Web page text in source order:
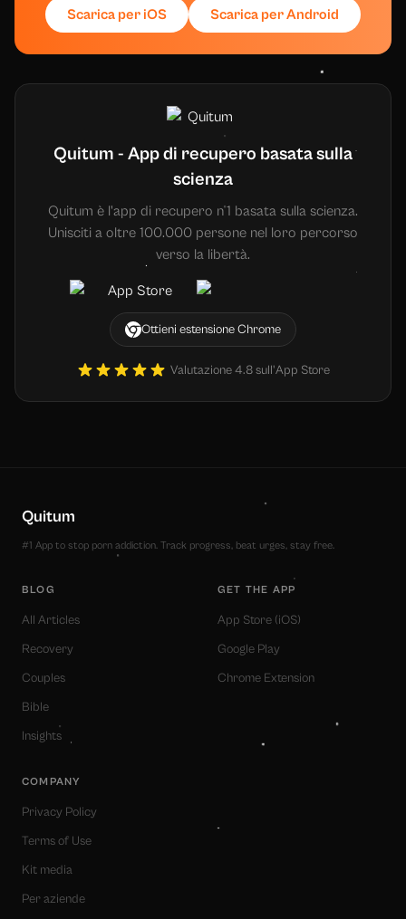
Scarica per iOS Scarica per Android
Quitum - App di recupero basata sulla
scienza
Quitum è l'app di recupero n°1 basata sulla scienza.
Unisciti a oltre 100.000 persone nel loro percorso
verso la libertà.
Ottieni estensione Chrome
Valutazione 4.8 sull'App Store
Quitum
#1 App to stop porn addiction. Track progress, beat urges, stay free.
BLOG
All Articles
Recovery
Couples
Bible
Insights
GET THE APP
App Store (iOS)
Google Play
Chrome Extension
COMPANY
Privacy Policy
Terms of Use
Kit media
Per aziende